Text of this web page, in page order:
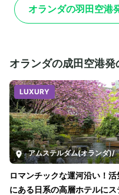
オランダの羽田空港
オランダの成田空港
LUXURY
アムステルダム(オランダ)/
ロマンチックな運河沿い！
にある日系の高層ホテルにス